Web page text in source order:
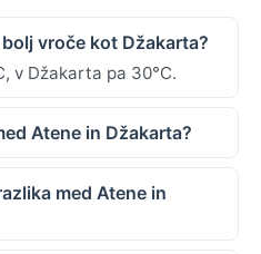
vroče kot Džakarta?
v Džakarta pa 30°C.
Atene in Džakarta?
med Atene in